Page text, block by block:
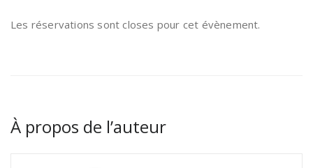
Les réservations sont closes pour cet évènement.
À propos de l’auteur